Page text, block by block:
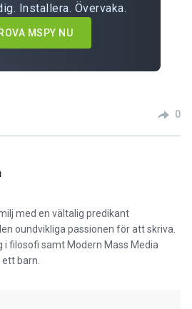
Installera. Övervaka.
MSPY NU
0
med en vältalig predikant
oundvikliga passionen för att skriva.
i filosofi samt Modern Mass Media
barn.